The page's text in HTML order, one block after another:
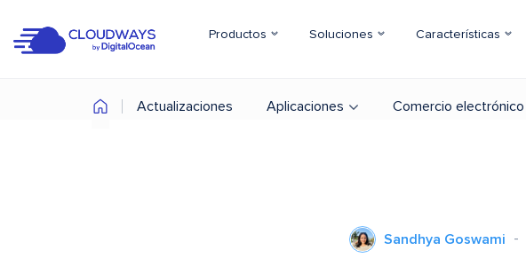
Productos Soluciones Características
Actualizaciones Aplicaciones Comercio electrónico
Sandhya Goswami